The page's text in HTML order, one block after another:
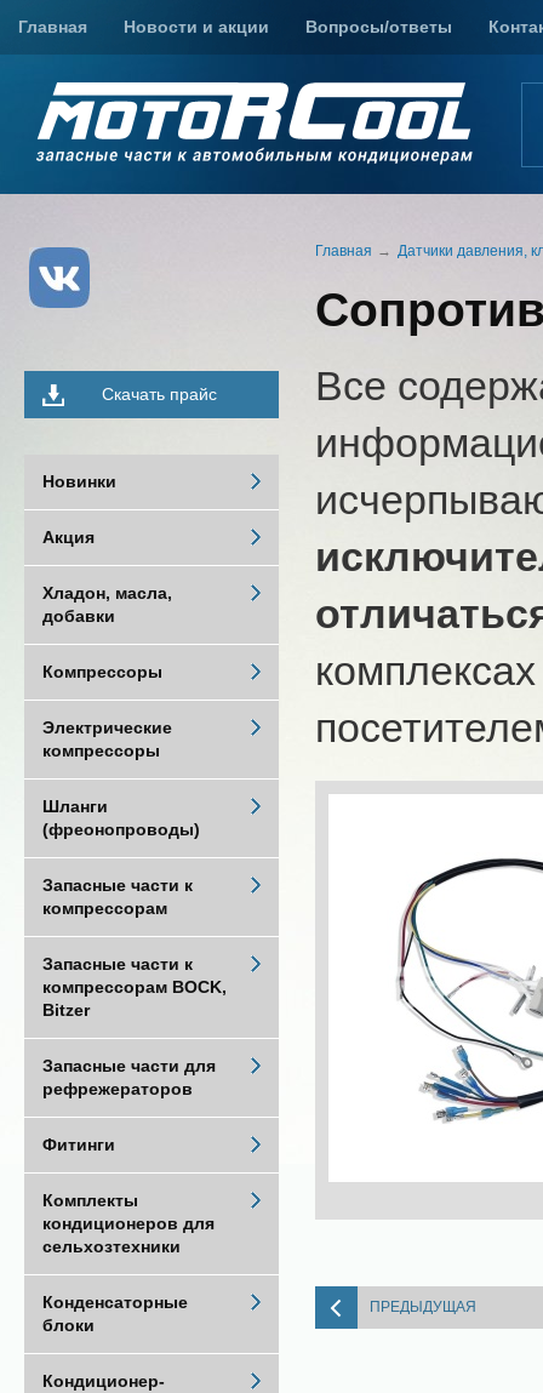
Главная Новости и акции Вопросы/ответы
Главная Датчики давления,
Все
ПРЕДЫДУЩАЯ
Скачать прайс
Новинки
Акция
Хладон, масла,
добавки
Компрессоры
Электрические
компрессоры
Шланги
(фреонопроводы)
Запасные части к
компрессорам
Запасные части к
компрессорам BOCK,
Bitzer
Запасные части для
рефрежераторов
Фитинги
Комплекты
кондиционеров для
сельхозтехники
Конденсаторные
блоки
Кондиционер-